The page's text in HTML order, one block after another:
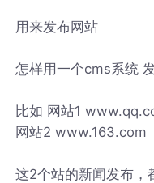
用来发布网站
怎样用一个cms系统
比如 网站1
网站2 www.163.com
这2个站的新闻发布，